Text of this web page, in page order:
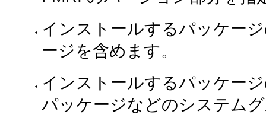
インストールするパッケー
ージを含めます。
インストールするパッケー
パッケージなどのシステム